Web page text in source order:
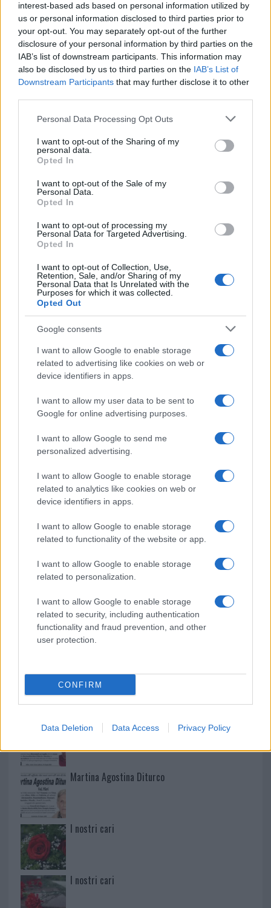
interest-based ads based on personal information utilized by
us or personal information disclosed to third parties prior to
your opt-out. You may separately opt-out of the further
disclosure of your personal information by third parties on the
IAB’s list of downstream participants. This information may
also be disclosed by us to third parties on the IAB’s List of
Downstream Participants that may further disclose it to other
Please note that this website/app uses one or more Google
not limited to your visit or usage behaviour. You may click to
grant or deny consent to Google and its third-party tags to
use your data for below specified purposes in below Google
consent section.
Personal Data Processing Opt Outs
I want to opt-out of the Sharing of my
personal data.
Opted In
I want to opt-out of the Sale of my
Personal Data.
Opted In
I want to opt-out of processing my
Personal Data for Targeted Advertising.
Opted In
I want to opt-out of Collection, Use,
Retention, Sale, and/or Sharing of my
Personal Data that Is Unrelated with the
Purposes for which it was collected.
Opted Out
Google consents
I want to allow Google to enable storage
related to advertising like cookies on web or
device identifiers in apps.
I want to allow my user data to be sent to
Google for online advertising purposes.
I want to allow Google to send me
personalized advertising.
I want to allow Google to enable storage
related to analytics like cookies on web or
device identifiers in apps.
I want to allow Google to enable storage
related to functionality of the website or app.
I want to allow Google to enable storage
related to personalization.
I want to allow Google to enable storage
related to security, including authentication
functionality and fraud prevention, and other
user protection.
CONFIRM
Data Deletion Data Access Privacy Policy
F
a
ce
b
o
o
k
T
w
it
te
r
Pi
n
te
re
st
W
h
at
s
A
p
p
S
h
a
re
Articolo precedente
Prossimo articolo
NOTIZIE RECENTI
Le previsioni meteo per il weekend a Olbia e in
Michelle Hunziker in Gallura, bella anche dal
vivo: un amico vip svela come fa
accoglienza minori chiude
esplode la protesta
Pausa caffè impeccabile: come scegliere la
soluzione ideale per la casa e l’ufficio
Monte Pino, la fine di un lungo dolore: storia e
rinascita della strada che segnò la Gallura
la rete elettrica
NECROLOGIE
Mario Malu
Paolo Pinna
Martina Agostina Diturco
I nostri cari
I nostri cari